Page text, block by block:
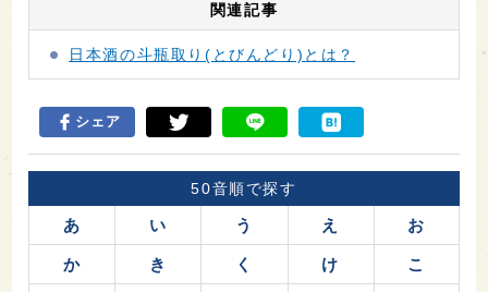
関連記事
日本酒の斗瓶取り(とびんどり)とは？
シェア
50音順で探す
あ い う え お
か き く け こ